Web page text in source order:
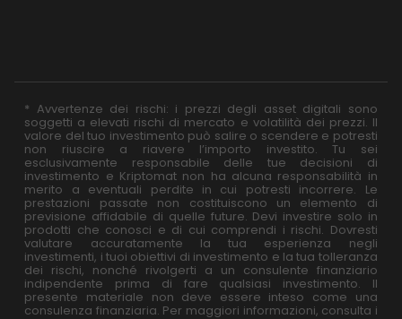
* Avvertenze dei rischi: i prezzi degli asset digitali sono
soggetti a elevati rischi di mercato e volatilità dei prezzi. Il
valore del tuo investimento può salire o scendere e potresti
non riuscire a riavere l’importo investito. Tu sei
esclusivamente responsabile delle tue decisioni di
investimento e Kriptomat non ha alcuna responsabilità in
merito a eventuali perdite in cui potresti incorrere. Le
prestazioni passate non costituiscono un elemento di
previsione affidabile di quelle future. Devi investire solo in
prodotti che conosci e di cui comprendi i rischi. Dovresti
valutare accuratamente la tua esperienza negli
investimenti, i tuoi obiettivi di investimento e la tua tolleranza
dei rischi, nonché rivolgerti a un consulente finanziario
indipendente prima di fare qualsiasi investimento. Il
presente materiale non deve essere inteso come una
consulenza finanziaria. Per maggiori informazioni, consulta i